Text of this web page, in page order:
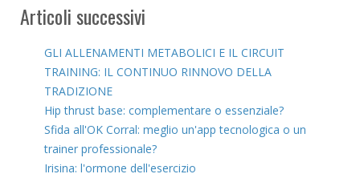
Articoli successivi
GLI ALLENAMENTI METABOLICI E IL CIRCUIT
TRAINING: IL CONTINUO RINNOVO DELLA
TRADIZIONE
Hip thrust base: complementare o essenziale?
Sfida all'OK Corral: meglio un'app tecnologica o un
trainer professionale?
Irisina: l'ormone dell'esercizio